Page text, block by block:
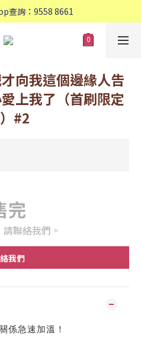
查詢：9558 8661
查詢：9558 8661
💰HK$800，🚚免運費❤️
向我這個邊緣人告
上我了（首刷限定
#2
完
聯絡我們。
我們
係急速加溫！